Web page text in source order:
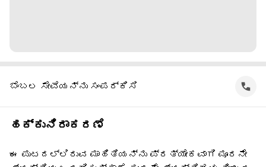
ಬೆಂಬಲ ಸೇವೆಯನ್ನು ಸಂಪರ್ಕಿಸಿ
ಹಕ್ಕುನಿರಾಕರಣೆ
ಈ ಪುಟದಲ್ಲಿರುವ ಮಾಹಿತಿಯನ್ನು ಪ್ರತ್ಯೇಕವಾಗಿ ಮೂರನೇ